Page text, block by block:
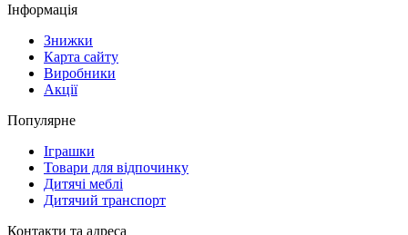
Інформація
Знижки
Карта сайту
Виробники
Акції
Популярне
Іграшки
Товари для відпочинку
Дитячі меблі
Дитячий транспорт
Контакти та адреса